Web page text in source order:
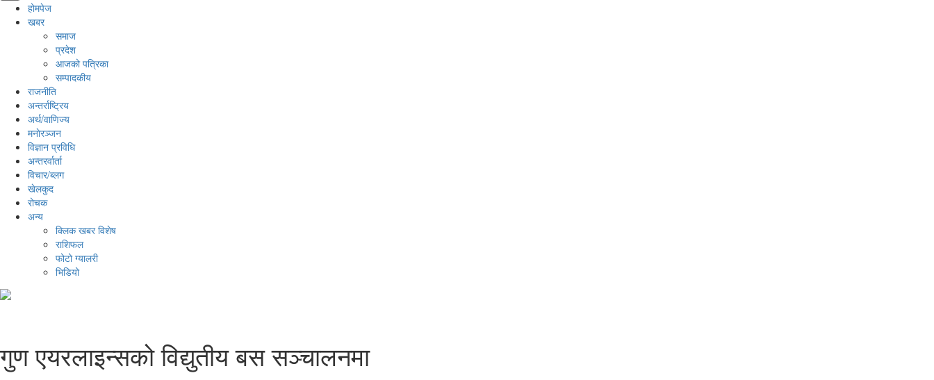
होमपेज
खबर
समाज
प्रदेश
आजको पत्रिका
सम्पादकीय
राजनीति
अन्तर्राष्ट्रिय
अर्थ/वाणिज्य
मनाेरञ्जन
विज्ञान प्रविधि
अन्तरर्वार्ता
विचार/ब्लग
खेलकुद
रोचक
अन्य
क्लिक खबर विशेष
राशिफल
फोटो ग्यालरी
भिडियो
गुण एयरलाइन्सको विद्युतीय बस सञ्चालनमा